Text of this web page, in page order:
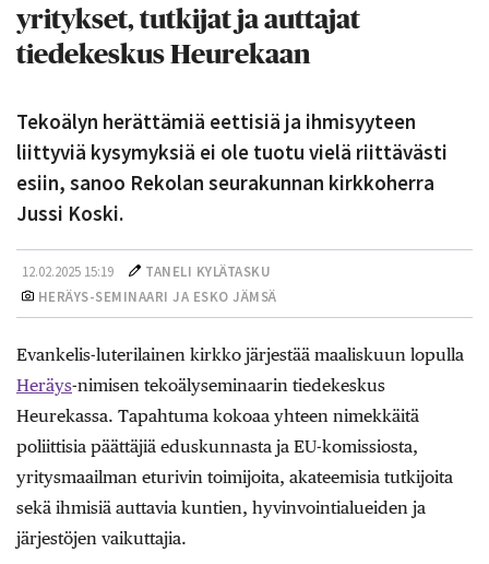
yritykset, tutkijat ja auttajat
tiedekeskus Heurekaan
Tekoälyn herättämiä eettisiä ja ihmisyyteen
liittyviä kysymyksiä ei ole tuotu vielä riittävästi
esiin, sanoo Rekolan seurakunnan kirkkoherra
Jussi Koski.
12.02.2025 15:19
TANELI KYLÄTASKU
HERÄYS-SEMINAARI JA ESKO JÄMSÄ
Evankelis-luterilainen kirkko järjestää maaliskuun lopulla
Heräys-nimisen tekoälyseminaarin tiedekeskus
Heurekassa. Tapahtuma kokoaa yhteen nimekkäitä
poliittisia päättäjiä eduskunnasta ja EU-komissiosta,
yritysmaailman eturivin toimijoita, akateemisia tutkijoita
sekä ihmisiä auttavia kuntien, hyvinvointialueiden ja
järjestöjen vaikuttajia.